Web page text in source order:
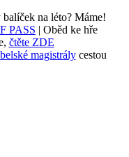
na léto? Máme!
PASS | Oběd ke hře
čtěte ZDE
magistrálycestou